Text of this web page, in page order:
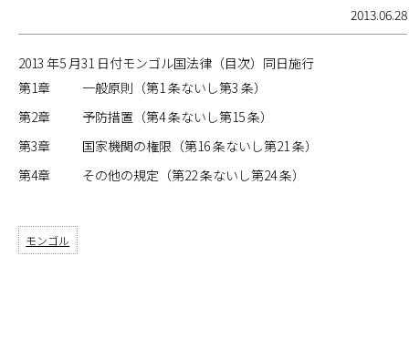
2013.06.28
2013 年5 月31 日付モンゴル国法律（目次）同日施行
第1章
一般原則（第1 条ないし第3 条）
第2章
予防措置（第4 条ないし第15 条）
第3章
国家機関の権限（第16 条ないし第21 条）
第4章
その他の規定（第22 条ないし第24 条）
モンゴル